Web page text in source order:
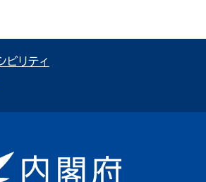
ビリティ